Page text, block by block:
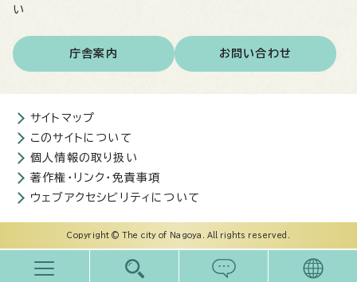
い
庁舎案内 お問い合わせ
サイトマップ
このサイトについて
個人情報の取り扱い
著作権・リンク・免責事項
ウェブアクセシビリティについて
Copyright © The city of Nagoya. All rights reserved.